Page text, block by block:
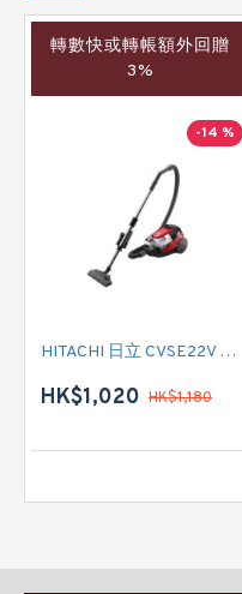
轉數快或轉帳額外回贈
3%
-14 %
HITACHI 日立 CVSE22V 有線吸塵機
HK$1,020 HK$1,180